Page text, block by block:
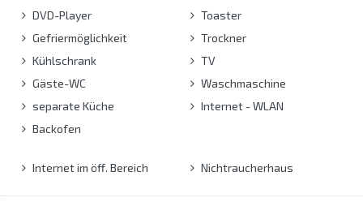
DVD-Player
Gefriermöglichkeit
Kühlschrank
Gäste-WC
separate Küche
Backofen
Toaster
Trockner
TV
Waschmaschine
Internet - WLAN
Internet im öff. Bereich Nichtraucherhaus